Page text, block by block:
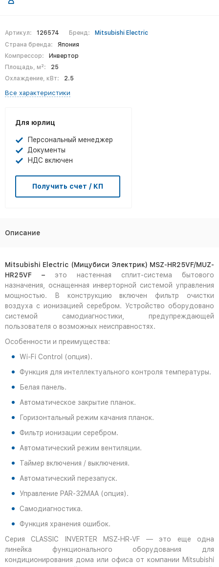
Артикул: 126574 Бренд:
Mitsubishi Electric
Страна бренда:
Япония
Компрессор:
Инвертор
Площадь, м²:
25
Охлаждение, кВт:
2.5
Все характеристики
Для юрлиц
Персональный менеджер
Документы
НДС включен
Получить счет / КП
Описание
Mitsubishi Electric (Мицубиси Электрик) MSZ-HR25VF/MUZ-
HR25VF – это настенная сплит-система бытового
назначения, оснащенная инверторной системой управления
мощностью. В конструкцию включен фильтр очистки
воздуха с ионизацией серебром. Устройство оборудовано
системой самодиагностики, предупреждающей
пользователя о возможных неисправностях.
Особенности и преимущества:
Wi-Fi Control (опция).
Функция для интеллектуального контроля температуры.
Белая панель.
Автоматическое закрытие планок.
Горизонтальный режим качания планок.
Фильтр ионизации серебром.
Автоматический режим вентиляции.
Таймер включения / выключения.
Автоматический перезапуск.
Управление PAR-32MAA (опция).
Самодиагностика.
Функция хранения ошибок.
Серия CLASSIC INVERTER MSZ-HR-VF — это еще одна
линейка функционального оборудования для
кондиционирования дома или офиса от компании Mitsubishi